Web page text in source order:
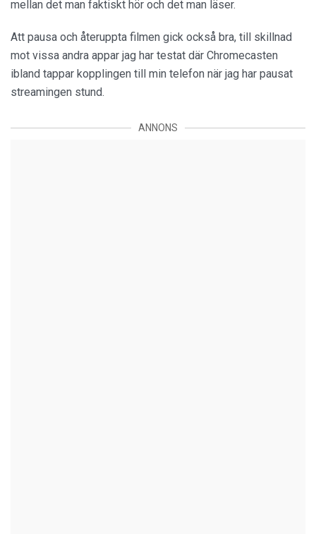
mellan det man faktiskt hör och det man läser.
Att pausa och återuppta filmen gick också bra, till skillnad
mot vissa andra appar jag har testat där Chromecasten
ibland tappar kopplingen till min telefon när jag har pausat
streamingen stund.
ANNONS